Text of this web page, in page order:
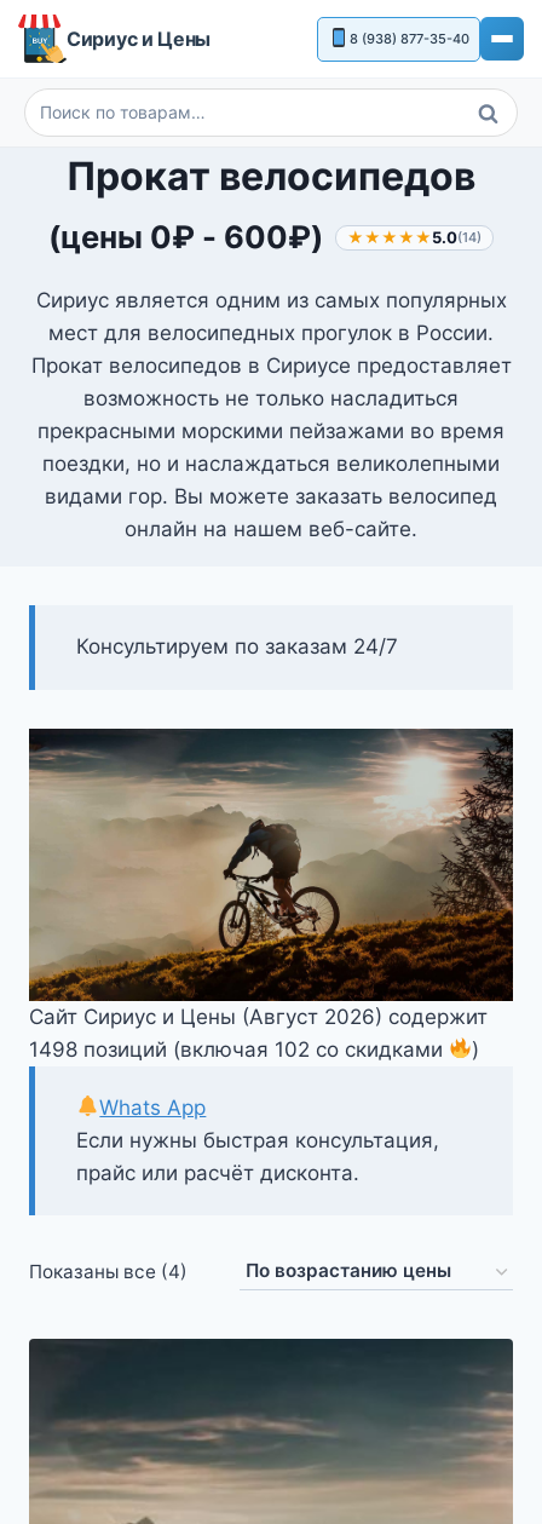
Перейти
Сириус и Цены 8 (938) 877-35-40
Искать:
Поиск
Прокат велосипедов
(цены 0₽ - 600₽) ★★★★★5.0(14)
Сириус является одним из самых популярных
мест для велосипедных прогулок в России.
Прокат велосипедов в Сириусе предоставляет
возможность не только насладиться
прекрасными морскими пейзажами во время
поездки, но и наслаждаться великолепными
видами гор. Вы можете заказать велосипед
онлайн на нашем веб-сайте.
Консультируем по заказам 24/7
Сайт Сириус и Цены (Август 2026) содержит
1498 позиций (включая 102 со скидками
)
Если нужны быстрая консультация,
прайс или расчёт дисконта.
Whats App
Показаны все (4)
возрастанию